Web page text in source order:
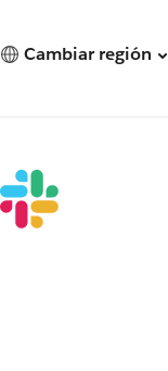
Cambiar región